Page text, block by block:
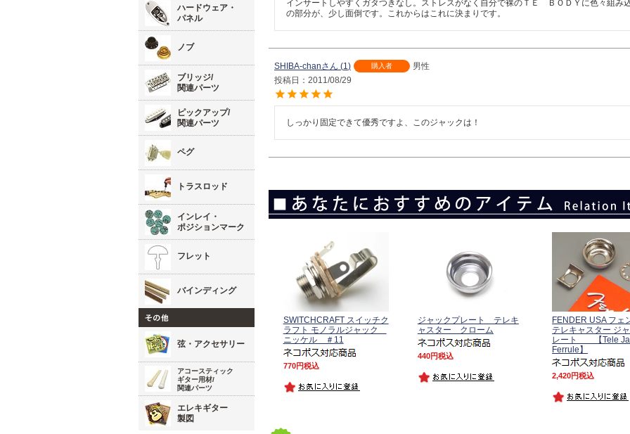
ハードウェア・
パネル
ノブ
ブリッジ/
関連パーツ
ピックアップ/
関連パーツ
ペグ
トラスロッド
インレイ・
ポジションマーク
フレット
バインディング
弦・アクセサリー
アコースティック
ギター用材/
関連パーツ
エレキギター
製図
インサートしやすくガタつきなし。ストレスがなく自分で裸のＴＥ　ＢＯＤＹに色々組み
の部分が、少し面倒です。これからはこれに決まりです。
SHIBA-chan 1 購入者
男性
投稿日
2011/08/29
しっかり固定できて優秀ですよ、このジャックは！
SWITCHCRAFT スイッチク
ラフト モノラルジャック
ニッケル ＃11
770 税込
ジャックプレート テレキ
ャスター クローム
440 税込
FENDER USA フェ
テレキャスター ジ
レート 【Tele
Ferrule】
2,420 税込